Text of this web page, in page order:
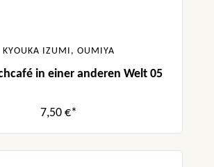
KYOUKA IZUMI, OUMIYA
in einer anderen Welt 05
7,50 €*